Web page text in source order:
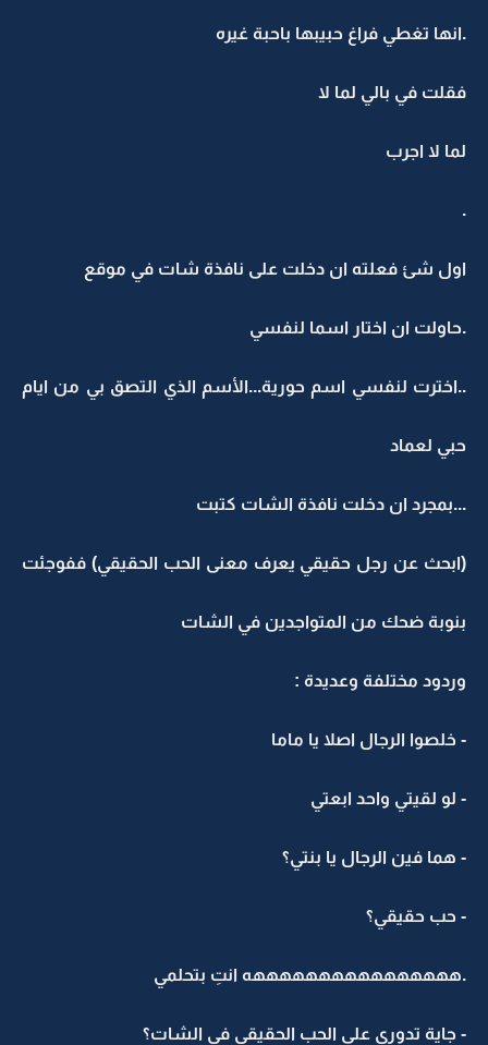
.انها تغطي فراغ حبيبها باحبة غيره
فقلت في بالي لما لا
لما لا اجرب
.
اول شئ فعلته ان دخلت على نافذة شات في موقع
.حاولت ان اختار اسما لنفسي
..اخترت لنفسي اسم حورية...الأسم الذي التصق بي من ايام
حبي لعماد
...بمجرد ان دخلت نافذة الشات كتبت
(ابحث عن رجل حقيقي يعرف معنى الحب الحقيقي) ففوجئت
بنوبة ضحك من المتواجدين في الشات
وردود مختلفة وعديدة :
- خلصوا الرجال اصلا يا ماما
- لو لقيتي واحد ابعتي
- هما فين الرجال يا بنتي؟
- حب حقيقي؟
.ههههههههههههههههه انتِ بتحلمي
- جاية تدوري على الحب الحقيقي في الشات؟